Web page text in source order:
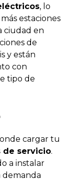
, lo
estaciones
ciudad en
de
y están
con
tipo de
cargar tu
de servicio.
a instalar
demanda